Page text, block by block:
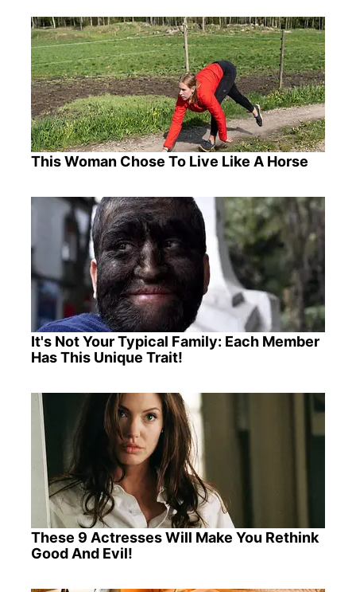
This Woman Chose To Live Like A Horse
It's Not Your Typical Family: Each Member
Has This Unique Trait!
These 9 Actresses Will Make You Rethink
Good And Evil!